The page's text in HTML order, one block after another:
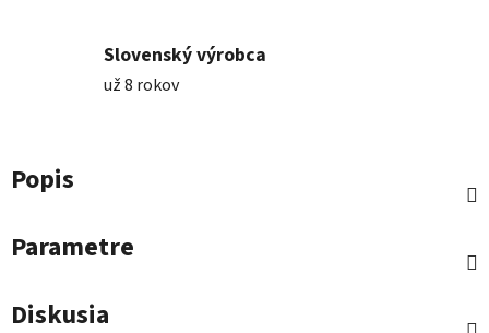
Slovenský výrobca
už 8 rokov
Popis
Parametre
Diskusia